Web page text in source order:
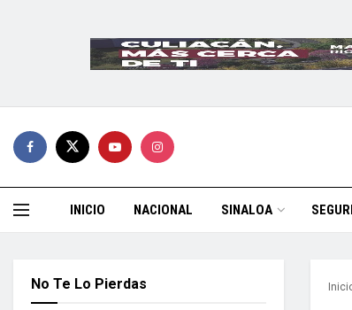
INICIO NACIONAL SINALOA
No Te Lo Pierdas